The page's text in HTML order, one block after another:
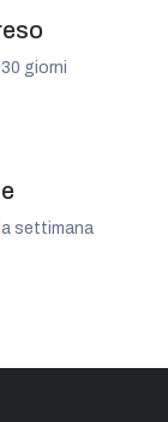
giorni
settimana